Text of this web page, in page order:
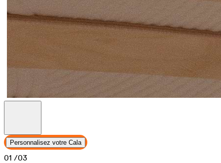
Personnalisez votre Cala
01 /03